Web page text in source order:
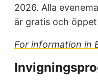
2026. Alla
är gratis och
For information in